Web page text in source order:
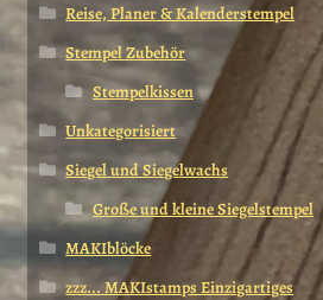
Reise, Planer & Kalenderstempel
Stempel Zubehör
Stempelkissen
Unkategorisiert
Siegel und Siegelwachs
Große und kleine Siegelstempel
MAKIblöcke
zzz... MAKIstamps Einzigartiges